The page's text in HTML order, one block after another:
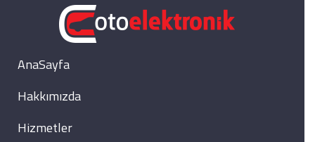
AnaSayfa
Hakkımızda
Hizmetler